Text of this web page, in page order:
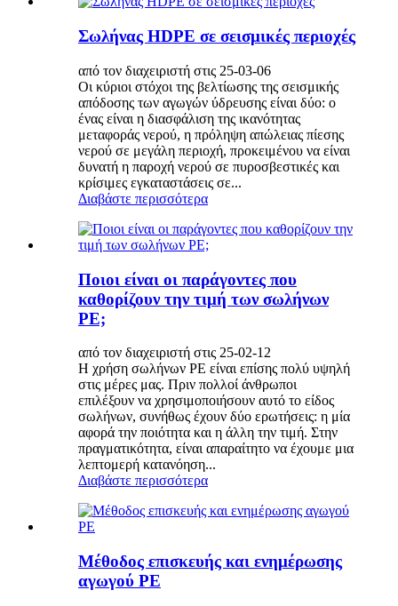
Σωλήνας HDPE σε σεισμικές περιοχές
από τον διαχειριστή στις 25-03-06
Οι κύριοι στόχοι της βελτίωσης της σεισμικής
απόδοσης των αγωγών ύδρευσης είναι δύο: ο
ένας είναι η διασφάλιση της ικανότητας
μεταφοράς νερού, η πρόληψη απώλειας πίεσης
νερού σε μεγάλη περιοχή, προκειμένου να είναι
δυνατή η παροχή νερού σε πυροσβεστικές και
κρίσιμες εγκαταστάσεις σε...
Διαβάστε περισσότερα
Ποιοι είναι οι παράγοντες που
καθορίζουν την τιμή των σωλήνων
PE;
από τον διαχειριστή στις 25-02-12
Η χρήση σωλήνων PE είναι επίσης πολύ υψηλή
στις μέρες μας. Πριν πολλοί άνθρωποι
επιλέξουν να χρησιμοποιήσουν αυτό το είδος
σωλήνων, συνήθως έχουν δύο ερωτήσεις: η μία
αφορά την ποιότητα και η άλλη την τιμή. Στην
πραγματικότητα, είναι απαραίτητο να έχουμε μια
λεπτομερή κατανόηση...
Διαβάστε περισσότερα
Μέθοδος επισκευής και ενημέρωσης
αγωγού PE